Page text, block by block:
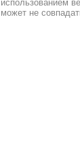
использованием
может не